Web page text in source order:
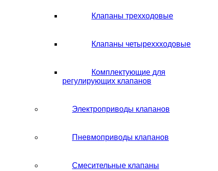
Клапаны трехходовые
Клапаны четыреххходовые
Комплектующие для
регулирующих клапанов
Электроприводы клапанов
Пневмоприводы клапанов
Смесительные клапаны